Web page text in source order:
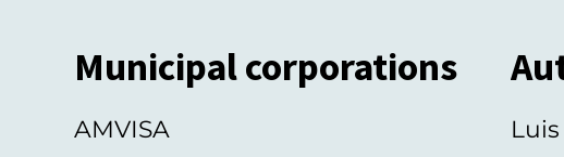
Municipal corporations
AMVISA